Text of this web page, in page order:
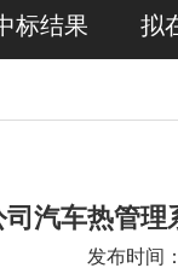
标结果 拟
汽车热管
发布时间